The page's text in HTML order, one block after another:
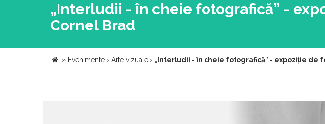
„Interludii - în cheie fotografică” -
Cornel Brad
» Evenimente › Arte vizuale › „Interludii - în cheie fotografică” - expoziție de